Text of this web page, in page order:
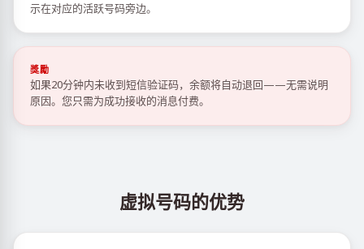
示在对应的活跃号码旁边。
獎勵
如果20分钟内未收到短信验证码，余额将自动退回——无需说明
原因。您只需为成功接收的消息付费。
虚拟号码的优势